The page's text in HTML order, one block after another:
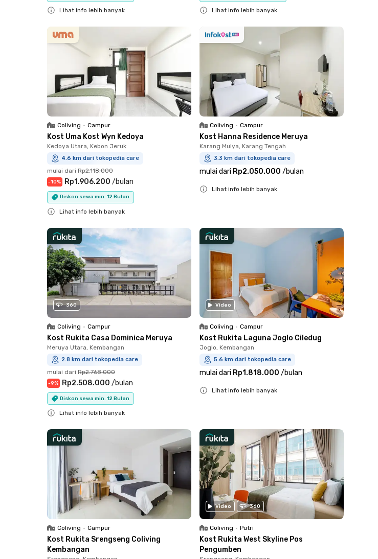
Lihat info lebih banyak Lihat info lebih banyak
Coliving • Campur
Kost Uma Kost Wyn Kedoya
Kedoya Utara, Kebon Jeruk
4.6 km dari tokopedia care
mulai dari Rp2.118.000
-10% Rp1.906.200 /bulan
Diskon sewa min. 12 Bulan
Lihat info lebih banyak
Coliving • Campur
Kost Hanna Residence Meruya
Karang Mulya, Karang Tengah
3.3 km dari tokopedia care
mulai dari Rp2.050.000 /bulan
Lihat info lebih banyak
360
Coliving • Campur
Kost Rukita Casa Dominica Meruya
Meruya Utara, Kembangan
2.8 km dari tokopedia care
mulai dari Rp2.768.000
-9% Rp2.508.000 /bulan
Diskon sewa min. 12 Bulan
Lihat info lebih banyak
Video
Coliving • Campur
Kost Rukita Laguna Joglo Ciledug
Joglo, Kembangan
5.6 km dari tokopedia care
mulai dari Rp1.818.000 /bulan
Lihat info lebih banyak
Coliving • Campur
Kost Rukita Srengseng Coliving
Kembangan
Video 360
Coliving • Putri
Kost Rukita West Skyline Pos
Pengumben